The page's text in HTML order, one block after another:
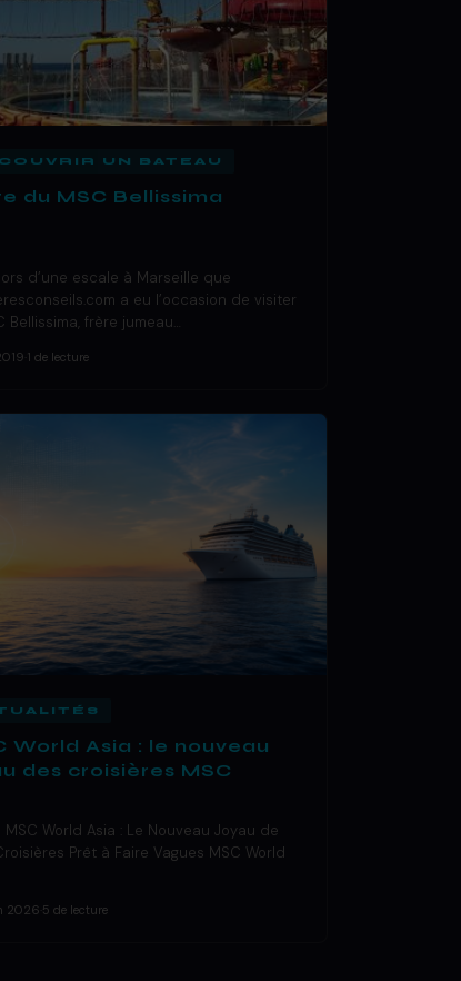
UN BATEAU
du MSC Bellissima
d’une escale à Marseille que
a eu l’occasion de visiter
Bellissima, frère jumeau…
1 de lecture
World Asia : le nouveau
des croisières MSC
MSC World Asia : Le Nouveau Joyau de
Prêt à Faire Vagues MSC World
2026 5 de lecture